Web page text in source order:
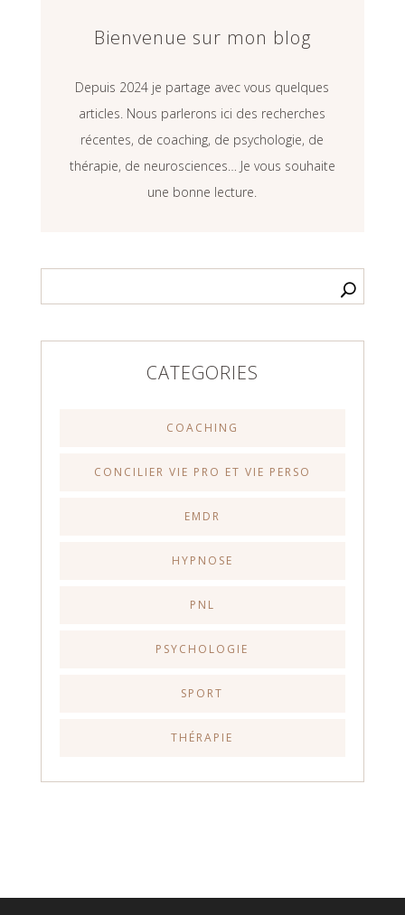
Bienvenue sur mon blog
Depuis 2024 je partage avec vous quelques
articles. Nous parlerons ici des recherches
récentes, de coaching, de psychologie, de
thérapie, de neurosciences… Je vous souhaite
une bonne lecture.
CATEGORIES
COACHING
CONCILIER VIE PRO ET VIE PERSO
EMDR
HYPNOSE
PNL
PSYCHOLOGIE
SPORT
THÉRAPIE